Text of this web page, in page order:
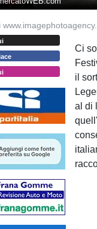
Ci
il
al di